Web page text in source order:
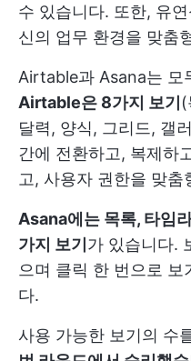
수 있습니다. 또한, 유
신의 업무 환경을 맞춤
Airtable과 Asana는 모
Airtable은 8가지 보기
달력, 양식, 그리드, 갤
간에 전환하고, 복제하
고, 사용자 권한을 맞
Asana에는 목록, 타임
가지 보기 가 있습니다.
으며 클릭 한 번으로 보
다.
사용 가능한 보기의 수